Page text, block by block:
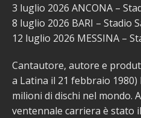
3 luglio 2026 ANCONA –
8 luglio 2026 BARI – Stadio
12 luglio 2026 MESSINA –
Cantautore, autore e
a Latina il 21 febbraio
milioni di dischi nel mondo.
ventennale carriera è stato